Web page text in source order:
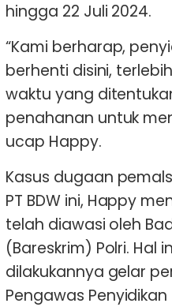
hingga 22 Juli 2024.
“Kami berharap,
berhenti disini,
waktu yang
penahanan untuk
ucap Happy.
Kasus dugaan
PT BDW ini, Happy
telah diawasi oleh
(Bareskrim) Polri. Hal
dilakukannya gelar
Pengawas